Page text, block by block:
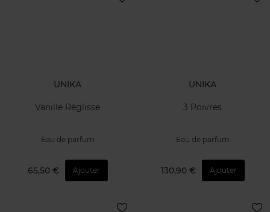
UNIKA
Vanille Réglisse
Eau de parfum
65,50 € Ajouter
UNIKA
3 Poivres
Eau de parfum
130,90 € Ajouter